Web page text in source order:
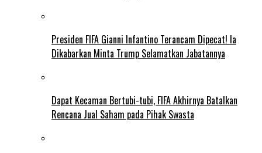
Presiden FIFA Gianni Infantino Terancam Dipecat! Ia
Dikabarkan Minta Trump Selamatkan Jabatannya
Dapat Kecaman Bertubi-tubi, FIFA Akhirnya Batalkan
Rencana Jual Saham pada Pihak Swasta